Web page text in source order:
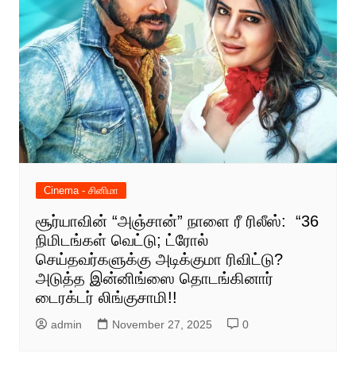
Cinema - சினிமா
சூர்யாவின் “அஞ்சான்” நாளை ரீ ரிலீஸ்: “36
நிமிடங்கள் வெட்டு; ட்ரோல்
செய்தவர்களுக்கு அடிக்குமா ரிவிட்டு?
அடுத்த இன்னிங்ஸை தொடங்கினார்
டைரக்டர் லிங்குசாமி!!
admin November 27, 2025 0